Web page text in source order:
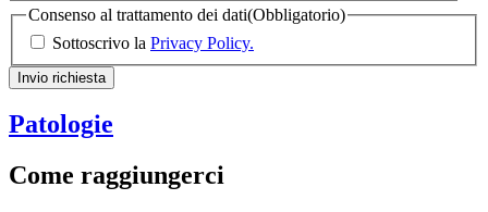
Consenso al trattamento dei dati(Obbligatorio)
Sottoscrivo la Privacy Policy.
Invio richiesta
Patologie
Come raggiungerci